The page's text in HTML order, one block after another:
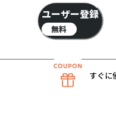
ユーザー登録
無料
すぐに